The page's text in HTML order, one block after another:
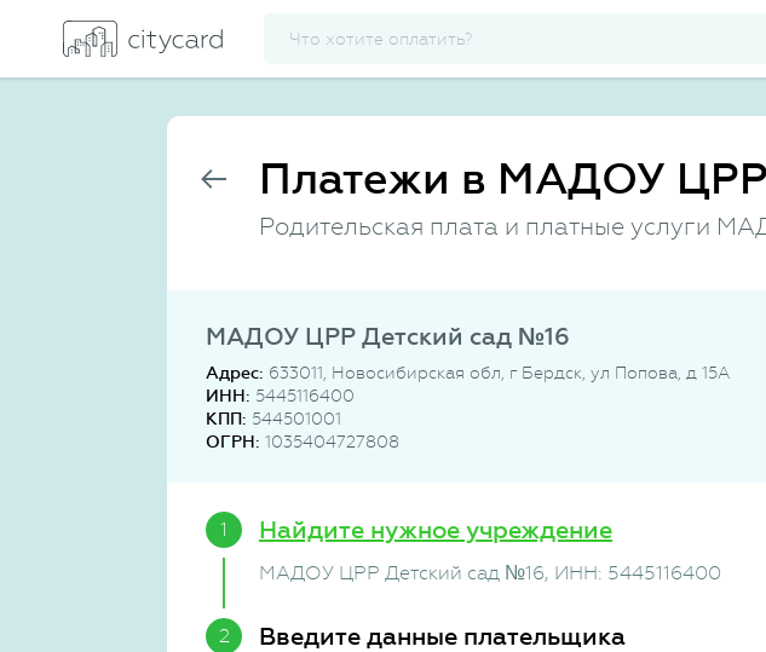
Платежи в МАДОУ
Родительская плата и платные услуги
МАДОУ ЦРР Детский сад №16
Адрес: 633011, Новосибирская обл, г Бердск, ул Попова, д 15А
ИНН: 5445116400
КПП: 544501001
ОГРН: 1035404727808
Найдите нужное учреждение
МАДОУ ЦРР Детский сад №16, ИНН: 5445116400
Введите данные плательщика